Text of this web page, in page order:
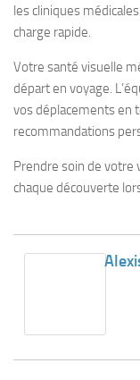
les cliniques
charge rapide.
Votre santé visuelle
départ en voyage.
vos déplacements en
recommandations
Prendre soin de
chaque découverte